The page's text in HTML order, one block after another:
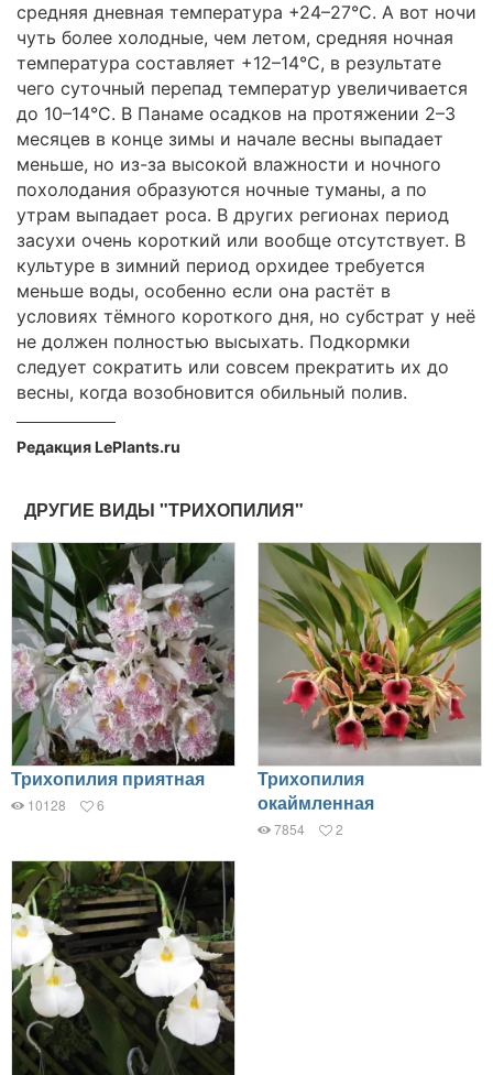
средняя дневная температура +24–27°C. А вот ночи
чуть более холодные, чем летом, средняя ночная
температура составляет +12–14°C, в результате
чего суточный перепад температур увеличивается
до 10–14°C. В Панаме осадков на протяжении 2–3
месяцев в конце зимы и начале весны выпадает
меньше, но из-за высокой влажности и ночного
похолодания образуются ночные туманы, а по
утрам выпадает роса. В других регионах период
засухи очень короткий или вообще отсутствует. В
культуре в зимний период орхидее требуется
меньше воды, особенно если она растёт в
условиях тёмного короткого дня, но субстрат у неё
не должен полностью высыхать. Подкормки
следует сократить или совсем прекратить их до
весны, когда возобновится обильный полив.
Редакция LePlants.ru
ДРУГИЕ ВИДЫ "ТРИХОПИЛИЯ"
Трихопилия приятная
10128 6
Трихопилия
окаймленная
7854 2